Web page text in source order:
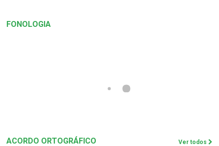
FONOLOGIA
ACORDO ORTOGRÁFICO Ver todos